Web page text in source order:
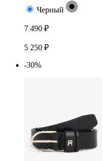
Черный
7 490 ₽
5 250 ₽
-30%